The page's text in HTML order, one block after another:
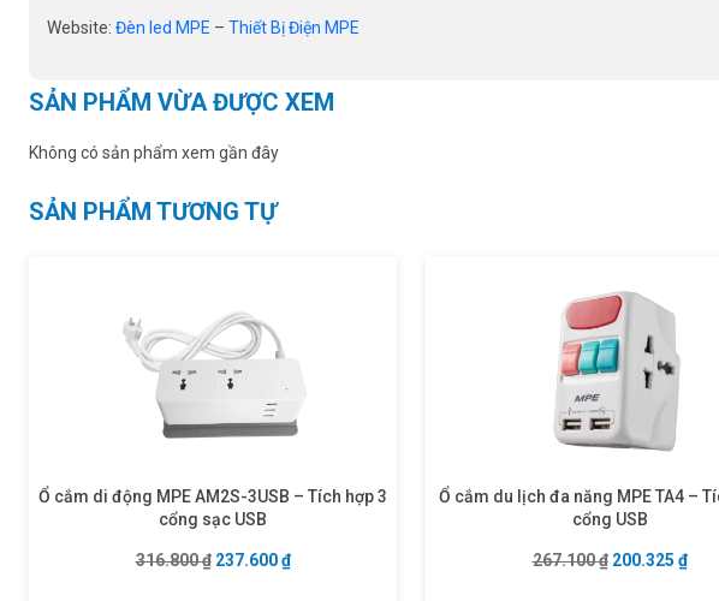
Website: Đèn led MPE – Thiết Bị Điện MPE
SẢN PHẨM VỪA ĐƯỢC XEM
Không có sản phẩm xem gần đây
SẢN PHẨM TƯƠNG TỰ
Ổ cắm di động MPE AM2S-3USB – Tích hợp 3
cổng sạc USB
316.800₫ Giá gốc là: 316.800 ₫.
237.600₫Giá hiện tại là: 237.600 ₫.
Ổ cắm du lịch đa năng MPE TA4 –
cổng USB
267.100₫ Giá gốc là:
200.325 ₫Giá